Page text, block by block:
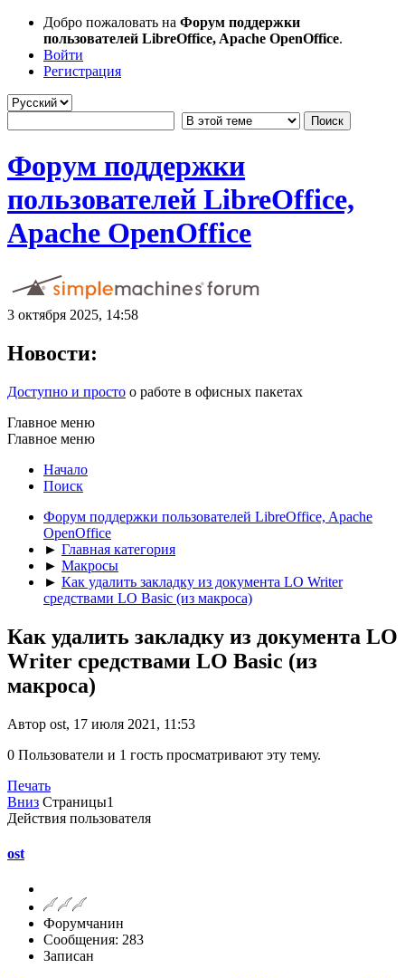
Добро пожаловать на Форум поддержки
пользователей LibreOffice, Apache OpenOffice.
Войти
Регистрация
Форум поддержки
пользователей LibreOffice,
Apache OpenOffice
3 октября 2025, 14:58
Новости:
Доступно и просто о работе в офисных пакетах
Главное меню
Главное меню
Начало
Поиск
Форум поддержки пользователей LibreOffice, Apache
OpenOffice
► Главная категория
► Макросы
► Как удалить закладку из документа LO Writer
средствами LO Basic (из макроса)
Как удалить закладку из документа LO
Writer средствами LO Basic (из
макроса)
Автор ost, 17 июля 2021, 11:53
0 Пользователи и 1 гость просматривают эту тему.
Печать
Вниз Страницы1
Действия пользователя
ost
Форумчанин
Сообщения: 283
Записан